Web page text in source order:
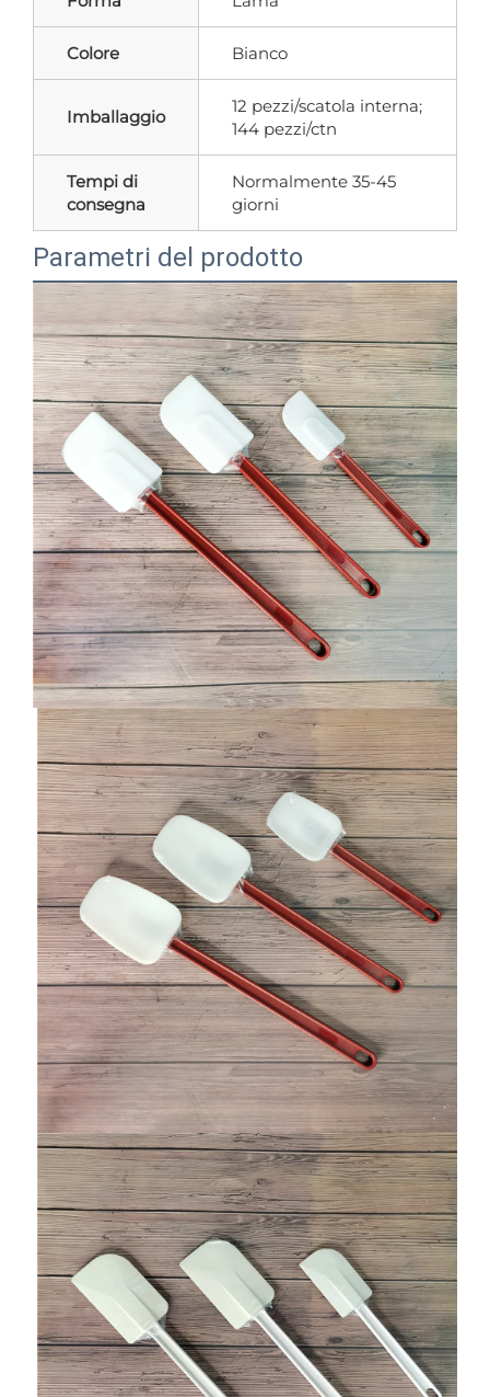
Colore Bianco
Imballaggio
12 pezzi/scatola interna;
144 pezzi/ctn
Tempi di
consegna
Normalmente 35-45
giorni
Parametri del prodotto